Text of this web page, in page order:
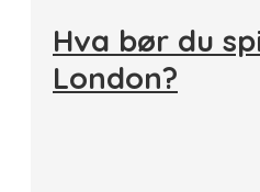
Hva bør du
London?